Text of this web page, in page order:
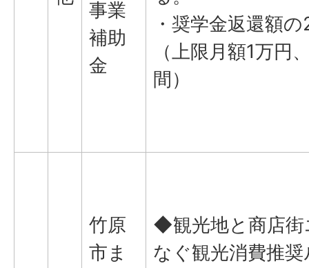
事業
補助
金
・奨学金返還額
（上限月額1万円
間）
竹原
市ま
◆観光地と商店街
なぐ観光消費推